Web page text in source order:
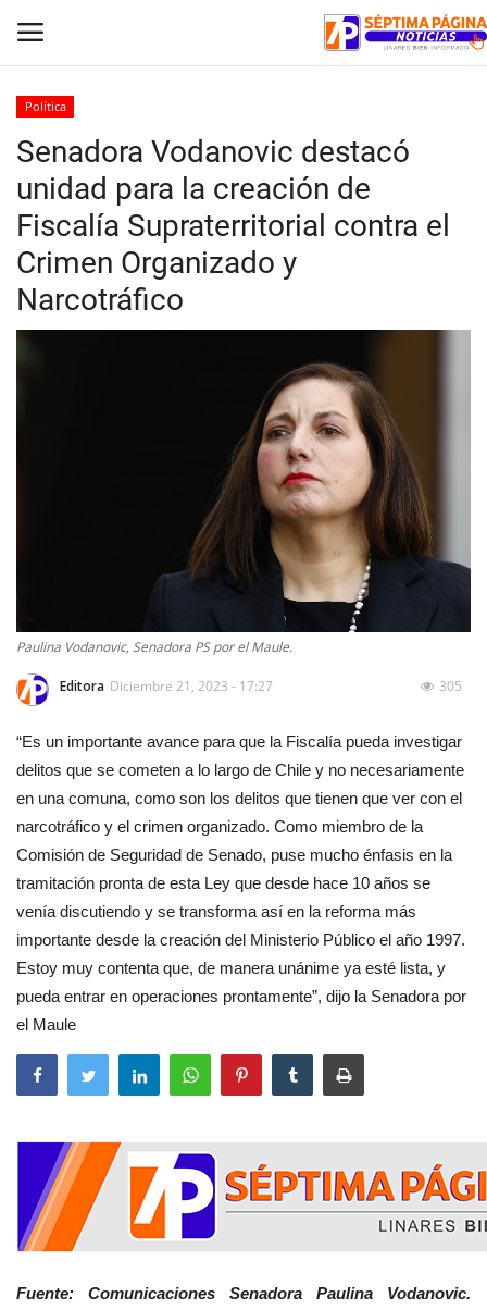
Inicio
Crónica
Policial
Tribunales
Política
Senadora Vodanovic destacó
unidad para la creación de
Fiscalía Supraterritorial contra el
Crimen Organizado y
Narcotráfico
Paulina Vodanovic, Senadora PS por el Maule.
Editora Diciembre 21, 2023 - 17:27 305
“Es un importante avance para que la Fiscalía pueda investigar
delitos que se cometen a lo largo de Chile y no necesariamente
en una comuna, como son los delitos que tienen que ver con el
narcotráfico y el crimen organizado. Como miembro de la
Comisión de Seguridad de Senado, puse mucho énfasis en la
tramitación pronta de esta Ley que desde hace 10 años se
venía discutiendo y se transforma así en la reforma más
importante desde la creación del Ministerio Público el año 1997.
Estoy muy contenta que, de manera unánime ya esté lista, y
pueda entrar en operaciones prontamente”, dijo la Senadora por
el Maule
Fuente: Comunicaciones Senadora Paulina Vodanovic.